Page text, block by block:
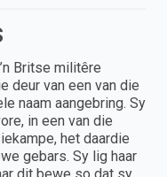
Britse militêre
deur van een van die
naam aangebring. Sy
in een van die
het daardie
gebars. Sy lig haar